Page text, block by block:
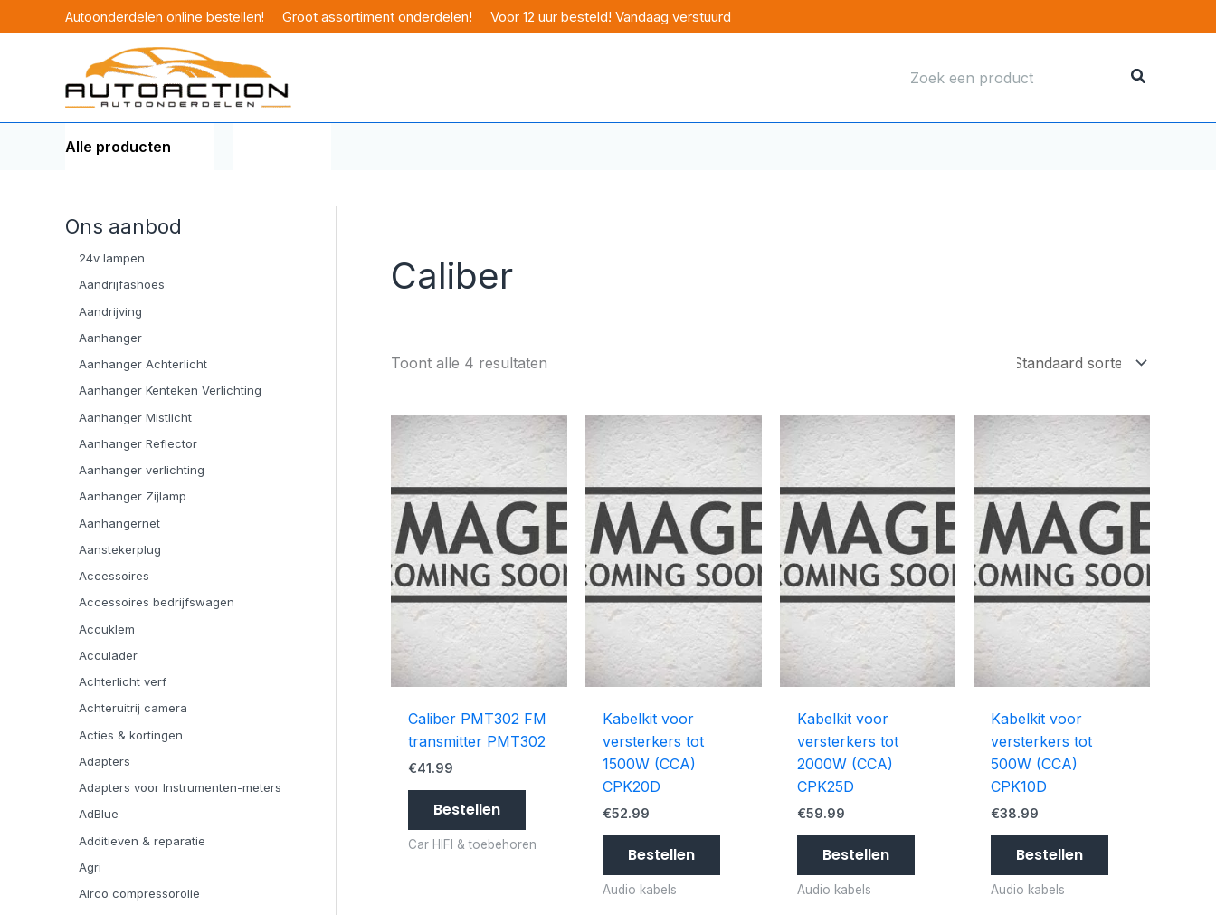
naar
Autoonderdelen online bestellen! Groot assortiment onderdelen! Voor 12 uur besteld! Vandaag verstuurd
naar:
Alle producten
Ons aanbod
24v lampen
Aandrijfashoes
Aandrijving
Aanhanger
Aanhanger Achterlicht
Aanhanger Kenteken Verlichting
Aanhanger Mistlicht
Aanhanger Reflector
Aanhanger verlichting
Aanhanger Zijlamp
Aanhangernet
Aanstekerplug
Accessoires
Accessoires bedrijfswagen
Accuklem
Acculader
Achterlicht verf
Achteruitrij camera
Acties & kortingen
Adapters
Adapters voor Instrumenten-meters
AdBlue
Additieven & reparatie
Agri
Airco compressorolie
Caliber
Toont alle 4 resultaten
Caliber PMT302 FM
transmitter PMT302
€41.99
Bestellen
Car HIFI & toebehoren
Kabelkit voor
versterkers tot
1500W (CCA)
CPK20D
€52.99
Bestellen
Audio kabels
Kabelkit voor
versterkers tot
2000W (CCA)
CPK25D
€59.99
Bestellen
Audio kabels
Kabelkit voor
versterkers tot
500W (CCA)
CPK10D
€38.99
Bestellen
Audio kabels